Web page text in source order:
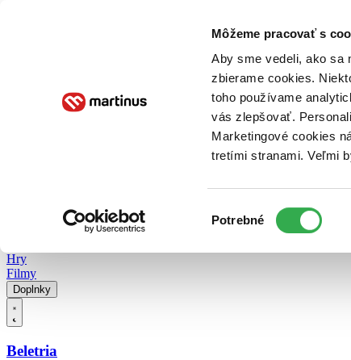
Môžeme pracovať s
Aby sme vedeli, ako sa
zbierame cookies.
toho používame
vás zlepšovať.
Marketingové cookies
tretími stranami. Veľmi
súhlasu
Potrebné
Poukážky Kontakt
Hry
Filmy
Doplnky
Beletria